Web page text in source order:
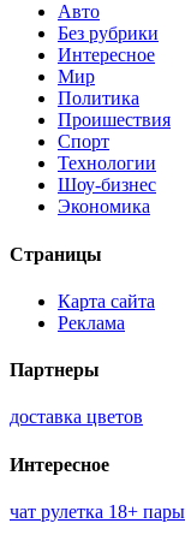
Авто
Без рубрики
Интересное
Мир
Политика
Проишествия
Спорт
Технологии
Шоу-бизнес
Экономика
Страницы
Карта сайта
Реклама
Партнеры
доставка цветов
Интересное
чат рулетка 18+ пары